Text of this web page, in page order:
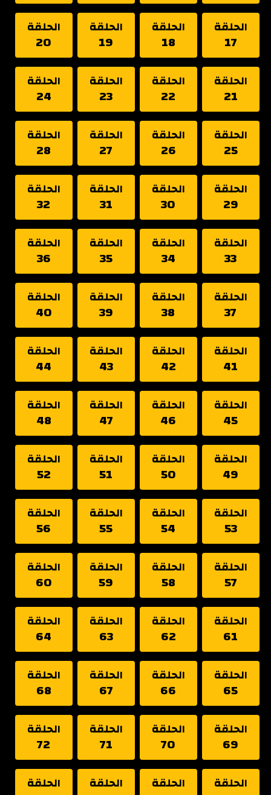
الحلقة
17
الحلقة
18
الحلقة
19
الحلقة
20
الحلقة
21
الحلقة
22
الحلقة
23
الحلقة
24
الحلقة
25
الحلقة
26
الحلقة
27
الحلقة
28
الحلقة
29
الحلقة
30
الحلقة
31
الحلقة
32
الحلقة
33
الحلقة
34
الحلقة
35
الحلقة
36
الحلقة
37
الحلقة
38
الحلقة
39
الحلقة
40
الحلقة
41
الحلقة
42
الحلقة
43
الحلقة
44
الحلقة
45
الحلقة
46
الحلقة
47
الحلقة
48
الحلقة
49
الحلقة
50
الحلقة
51
الحلقة
52
الحلقة
53
الحلقة
54
الحلقة
55
الحلقة
56
الحلقة
57
الحلقة
58
الحلقة
59
الحلقة
60
الحلقة
61
الحلقة
62
الحلقة
63
الحلقة
64
الحلقة
65
الحلقة
66
الحلقة
67
الحلقة
68
الحلقة
69
الحلقة
70
الحلقة
71
الحلقة
72
الحلقة الحلقة الحلقة الحلقة